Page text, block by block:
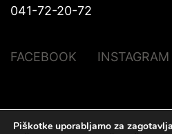
041-72-20-72
FACEBOOK INSTAGRAM
Izdelava spletnih strani
Piškotke uporabljamo za